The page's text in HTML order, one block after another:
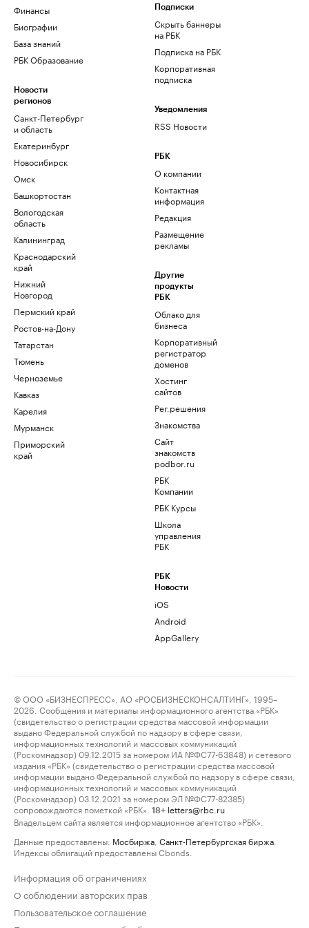
Финансы
Биографии
База знаний
РБК Образование
Новости
регионов
Санкт-Петербург
и область
Екатеринбург
Новосибирск
Омск
Башкортостан
Вологодская
область
Калининград
Краснодарский
край
Нижний
Новгород
Пермский край
Ростов-на-Дону
Татарстан
Тюмень
Черноземье
Кавказ
Карелия
Мурманск
Приморский
край
Подписки
Скрыть баннеры
на РБК
Подписка на РБК
Корпоративная
подписка
Уведомления
RSS Новости
РБК
О компании
Контактная
информация
Редакция
Размещение
рекламы
Другие
продукты
РБК
Облако для
бизнеса
Корпоративный
регистратор
доменов
Хостинг
сайтов
Рег.решения
Знакомства
Сайт
знакомств
podbor.ru
РБК
Компании
РБК Курсы
Школа
управления
РБК
РБК
Новости
iOS
Android
AppGallery
© ООО «БИЗНЕСПРЕСС», АО «РОСБИЗНЕСКОНСАЛТИНГ», 1995–
2026. Сообщения и материалы информационного агентства «РБК»
(свидетельство о регистрации средства массовой информации
выдано Федеральной службой по надзору в сфере связи,
информационных технологий и массовых коммуникаций
(Роскомнадзор) 09.12.2015 за номером ИА №ФС77-63848) и сетевого
издания «РБК» (свидетельство о регистрации средства массовой
информации выдано Федеральной службой по надзору в сфере связи,
информационных технологий и массовых коммуникаций
(Роскомнадзор) 03.12.2021 за номером ЭЛ №ФС77-82385)
сопровождаются пометкой «РБК».
18+ letters@rbc.ru
Владельцем сайта является информационное агентство «РБК».
Данные предоставлены: Мосбиржа Санкт-Петербургская биржа
Индексы облигаций предоставлены Cbonds.
Информация об ограничениях
О соблюдении авторских прав
Пользовательское соглашение